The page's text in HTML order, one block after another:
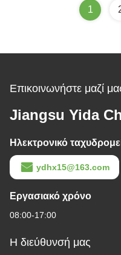
1
Επικοινωνήστε μαζί
Jiangsu Yida
Ηλεκτρονικό
ydhx15@163.com
Εργασιακό χρόνο
08:00-17:00
Η διεύθυνσή μας